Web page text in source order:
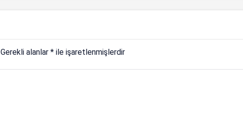
Gerekli alanlar * ile işaretlenmişlerdir